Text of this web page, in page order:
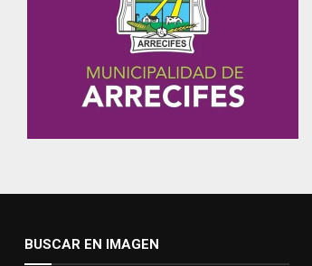
BUSCAR EN IMAGEN